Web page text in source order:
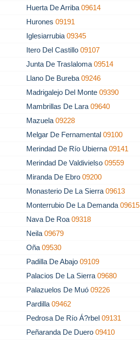
Huerta De Arriba09614
Hurones09191
Iglesiarrubia09345
Itero Del Castillo09107
Junta De Traslaloma09514
Llano De Bureba09246
Madrigalejo Del Monte09390
Mambrillas De Lara09640
Mazuela09228
Melgar De Fernamental09100
Merindad De Río Ubierna09141
Merindad De Valdivielso09559
Miranda De Ebro09200
Monasterio De La Sierra09613
Monterrubio De La Demanda09615
Nava De Roa09318
Neila09679
Oña09530
Padilla De Abajo09109
Palacios De La Sierra09680
Palazuelos De Muó09226
Pardilla09462
Pedrosa De Río Á?rbel09131
Peñaranda De Duero09410